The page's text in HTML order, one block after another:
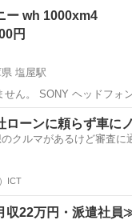
止の為、返品返金不可になりま
ー wh 1000xm4
円
塩屋駅
。 他でも出し
でお願いしま
屋駅 オーディオ
ローンに頼らず車に
クルマがあるけど審査に
ICT
22万円・派遣社員